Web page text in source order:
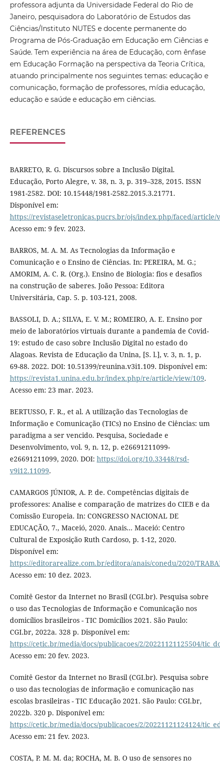
professora adjunta da Universidade Federal do Rio de
Janeiro, pesquisadora do Laboratório de Estudos das
Ciências/Instituto NUTES e docente permanente do
Programa de Pós-Graduação em Educação em Ciências e
Saúde. Tem experiência na área de Educação, com ênfase
em Educação Formação na perspectiva da Teoria Crítica,
atuando principalmente nos seguintes temas: educação e
comunicação, formação de professores, mídia educação,
educação e saúde e educação em ciências.
REFERENCES
BARRETO, R. G. Discursos sobre a Inclusão Digital.
Educação, Porto Alegre, v. 38, n. 3, p. 319–328, 2015. ISSN
1981-2582. DOI: 10.15448/1981-2582.2015.3.21771.
Disponível em:
https://revistaseletronicas.pucrs.br/ojs/index.php/faced/article/
Acesso em: 9 fev. 2023.
BARROS, M. A. M. As Tecnologias da Informação e
Comunicação e o Ensino de Ciências. In: PEREIRA, M. G.;
AMORIM, A. C. R. (Org.). Ensino de Biologia: fios e desafios
na construção de saberes. João Pessoa: Editora
Universitária, Cap. 5. p. 103-121, 2008.
BASSOLI, D. A.; SILVA, E. V. M.; ROMEIRO, A. E. Ensino por
meio de laboratórios virtuais durante a pandemia de Covid-
19: estudo de caso sobre Inclusão Digital no estado do
Alagoas. Revista de Educação da Unina, [S. l.], v. 3, n. 1, p.
69-88. 2022. DOI: 10.51399/reunina.v3i1.109. Disponível em:
https://revista1.unina.edu.br/index.php/re/article/view/109.
Acesso em: 23 mar. 2023.
BERTUSSO, F. R., et al. A utilização das Tecnologias de
Informação e Comunicação (TICs) no Ensino de Ciências: um
paradigma a ser vencido. Pesquisa, Sociedade e
Desenvolvimento, vol. 9, n. 12, p. e26691211099-
e26691211099, 2020. DOI: https://doi.org/10.33448/rsd-
v9i12.11099.
CAMARGOS JÚNIOR, A. P. de. Competências digitais de
professores: Analise e comparação de matrizes do CIEB e da
Comissão Europeia. In: CONGRESSO NACIONAL DE
EDUCAÇÃO, 7., Maceió, 2020. Anais... Maceió: Centro
Cultural de Exposição Ruth Cardoso, p. 1-12, 2020.
Disponível em:
https://editorarealize.com.br/editora/anais/conedu/2020/
Acesso em: 10 dez. 2023.
Comitê Gestor da Internet no Brasil (CGI.br). Pesquisa sobre
o uso das Tecnologias de Informação e Comunicação nos
domicílios brasileiros - TIC Domicílios 2021. São Paulo:
CGI.br, 2022a. 328 p. Disponível em:
https://cetic.br/media/docs/publicacoes/2/20221121125504/
Acesso em: 20 fev. 2023.
Comitê Gestor da Internet no Brasil (CGI.br). Pesquisa sobre
o uso das tecnologias de informação e comunicação nas
escolas brasileiras - TIC Educação 2021. São Paulo: CGI.br,
2022b. 320 p. Disponível em:
https://cetic.br/media/docs/publicacoes/2/20221121124124/
Acesso em: 21 fev. 2023.
COSTA, P. M. M. da; ROCHA, M. B. O uso de sensores no